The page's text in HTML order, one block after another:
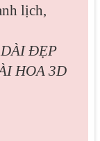
lịch,
ĐẸP
HOA 3D